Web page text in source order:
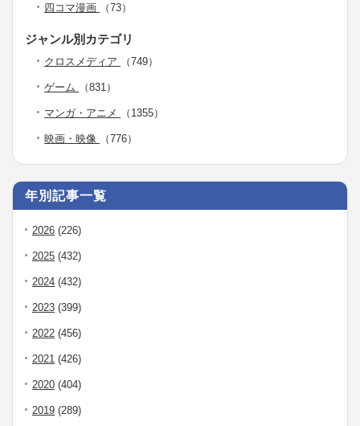
四コマ漫画 （73）
ジャンル別カテゴリ
クロスメディア （749）
ゲーム （831）
マンガ・アニメ （1355）
映画・映像 （776）
年別記事一覧
2026 (226)
2025 (432)
2024 (432)
2023 (399)
2022 (456)
2021 (426)
2020 (404)
2019 (289)